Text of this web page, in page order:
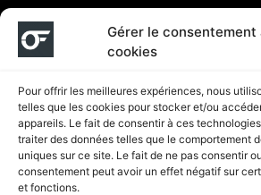
Gérer le consentement
cookies
Pour offrir les meilleures expériences, nous
telles que les cookies pour stocker et/ou
appareils. Le fait de consentir à ces
traiter des données telles que le comportement
uniques sur ce site. Le fait de ne pas consentir
consentement peut avoir un effet négatif sur
et fonctions.
LIENS